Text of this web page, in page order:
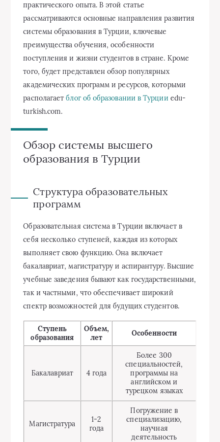
практического опыта. В этой статье
рассматриваются основные направления развития
системы образования в Турции, ключевые
преимущества обучения, особенности
поступления и жизни студентов в стране. Кроме
того, будет представлен обзор популярных
академических программ и ресурсов, которыми
располагаетблог об образовании в Турции edu-
turkish.com.
Обзор системы высшего
образования в Турции
Структура образовательных
программ
Образовательная система в Турции включает в
себя несколько ступеней, каждая из которых
выполняет свою функцию. Она включает
бакалавриат, магистратуру и аспирантуру. Высшие
учебные заведения бывают как государственными,
так и частными, что обеспечивает широкий
спектр возможностей для будущих студентов.
Ступень
образования
Объем,
лет
Особенности
Бакалавриат 4 года
Более 300
специальностей,
программы на
английском и
турецком языках
Магистратура
1-2
года
Погружение в
специализацию,
научная
деятельность